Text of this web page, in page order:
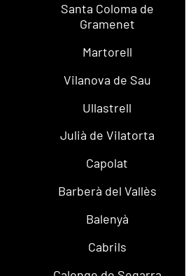
Santa Coloma de
Gramenet
Martorell
Vilanova de Sau
Ullastrell
Julià de Vilatorta
Capolat
Barberà del Vallès
Balenyà
Cabrils